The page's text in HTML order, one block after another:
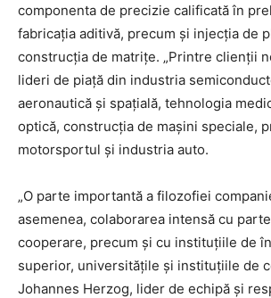
componenta de precizie calificată în
fabricația aditivă, precum și injecția de
construcția de matrițe. „Printre clienții
lideri de piață din industria
aeronautică și spațială, tehnologia
optică, construcția de mașini speciale,
motorsportul și industria auto.
„O parte importantă a filozofiei
asemenea, colaborarea intensă cu
cooperare, precum și cu instituțiile de
superior, universitățile și instituțiile de
Johannes Herzog, lider de echipă și